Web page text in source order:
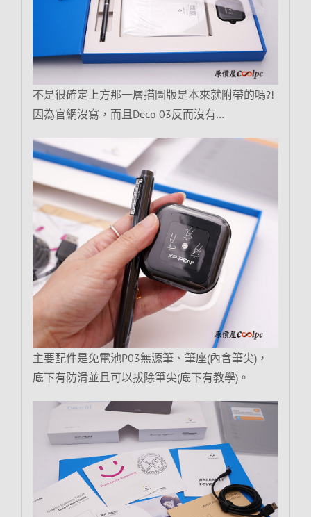
不是很確定上方那一層描圖版是本來就附帶的嗎?!
因為官網沒寫，而且Deco 03反而沒有…
主要配件是免電池P03無源筆、筆座(內含筆尖)，
底下有防滑並且可以拔除筆尖(底下有教學)。